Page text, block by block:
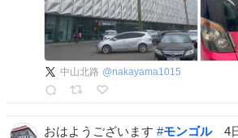
中山北路 @nakayama1015
おはようございます #モンゴル4